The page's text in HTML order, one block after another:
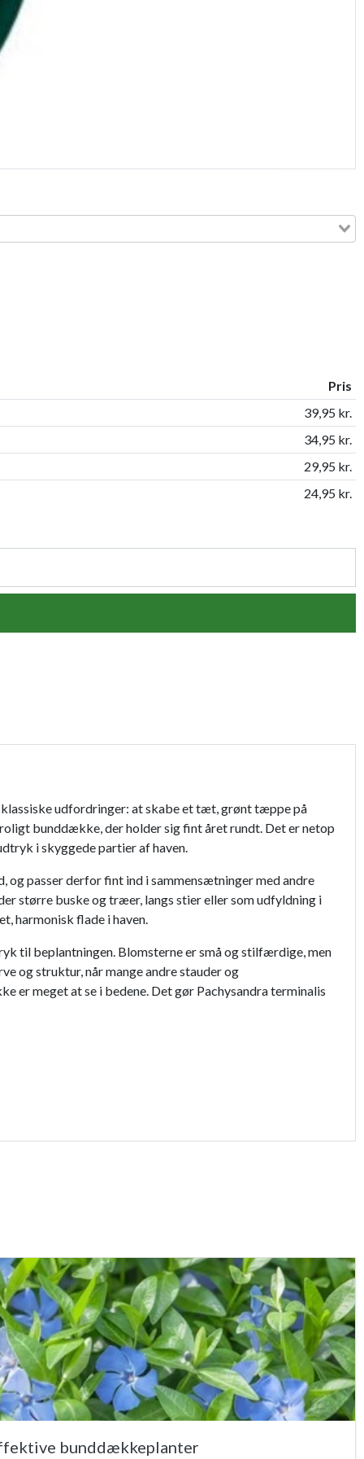
Pris
39,95 kr.
34,95 kr.
29,95 kr.
24,95 kr.
klassiske udfordringer: at skabe et tæt, grønt tæppe på
bunddække, der holder sig fint året rundt. Det er netop
i skyggede partier af haven.
passer derfor fint ind i sammensætninger med andre
større buske og træer, langs stier eller som udfyldning i
harmonisk flade i haven.
til beplantningen. Blomsterne er små og stilfærdige, men
og struktur, når mange andre stauder og
er meget at se i bedene. Det gør Pachysandra terminalis
bunddækkeplanter